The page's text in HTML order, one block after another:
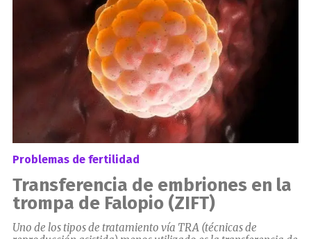
Problemas de fertilidad
Transferencia de embriones en la
trompa de Falopio (ZIFT)
Uno de los tipos de tratamiento vía TRA (técnicas de